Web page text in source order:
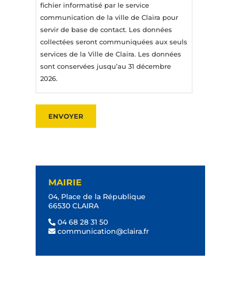
fichier informatisé par le service
communication de la ville de Claira pour
servir de base de contact. Les données
collectées seront communiquées aux seuls
services de la Ville de Claira. Les données
sont conservées jusqu’au 31 décembre
2026.
Vous pouvez accéder aux données vous
concernant, les rectifier, demander leur
effacement ou exercer votre droit à la
Pour exercer ces droits ou pour toute
notre délégué à la protection des données
Si vous estimez, après nous avoir
MAIRIE
04, Place de la République
66530 CLAIRA
04 68 28 31 50
communication@claira.fr